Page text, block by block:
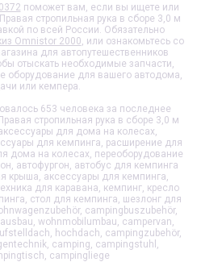
поможет вам, если вы ищете или
Правая стропильная рука в сборе 3,0 м
по всей России. Обязательно
Omnistor 2000 , или ознакомьтесь со
для автопутешественников
отыскать необходимые запчасти,
оборудование для вашего автодома,
или кемпера.
653 человека за последнее
стропильная рука в сборе 3,0 м
для дома на колесах,
для кемпинга, расширение для
дома на колесах, переоборудование
автофургон, автобус для кемпинга
крыша, аксессуары для кемпинга,
для каравана, кемпинг, кресло
стол для кемпинга, шезлонг для
campingbuszubehör,
wohnmobilumbau, campervan,
hochdach, campingzubehör,
camping, campingstuhl,
campingliege